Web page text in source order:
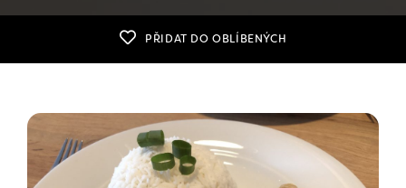
PŘIDAT DO OBLÍBENÝCH